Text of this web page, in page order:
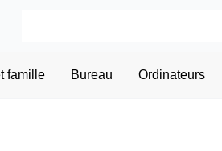
famille Bureau Ordinateurs